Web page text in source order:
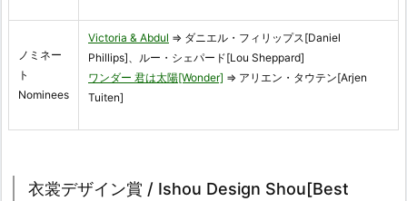
ノミネー
ト
Nominees
Victoria & Abdul ⇒ ダニエル・フィリップス[Daniel
Phillips]、ルー・シェパード[Lou Sheppard]
ワンダー 君は太陽[Wonder] ⇒ アリエン・タウテン[Arjen
Tuiten]
衣裳デザイン賞 / Ishou Design Shou[Best